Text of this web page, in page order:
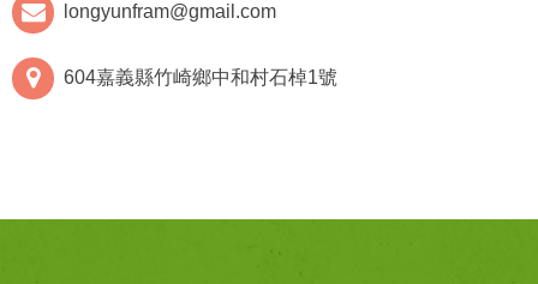
longyunfram@gmail.com
604嘉義縣竹崎鄉中和村石棹1號